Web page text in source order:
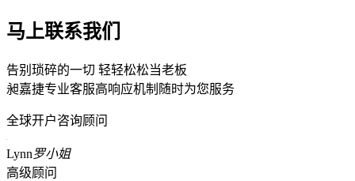
马上联系我们
告别琐碎的一切 轻轻松松当老板
昶嘉捷专业客服高响应机制随时为您服务
全球开户咨询顾问
Lynn罗小姐
高级顾问